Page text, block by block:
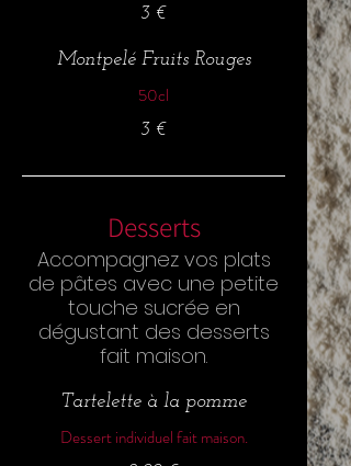
3 €
Montpelé Fruits Rouges
50cl
3 €
Desserts
Accompagnez vos plats
de pâtes avec une petite
touche sucrée en
dégustant des desserts
fait maison.
Tartelette à la pomme
Dessert individuel fait maison.